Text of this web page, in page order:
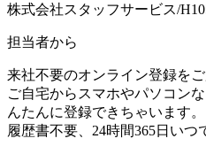
株式会社スタッフサービス/
担当者から
来社不要のオンライン登録をご
ご自宅からスマホやパソコン
んたんに登録できちゃいます。
履歴書不要、24時間365日いつ